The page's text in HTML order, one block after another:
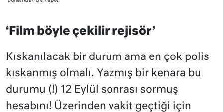
‘Film böyle çekilir rejisör’
Kıskanılacak bir durum ama en çok polis
kıskanmış olmalı. Yazmış bir kenara bu
durumu (!) 12 Eylül sonrası sormuş
hesabını! Üzerinden vakit geçtiği için